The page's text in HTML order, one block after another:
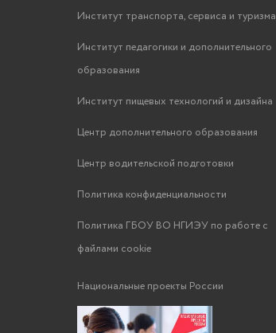
Институт транспорта, сервиса и туризма
Институт педагогики и дополнительного
образования
Институт пищевых технологий и дизайна
Центр дополнительного образования
Центр водительской подготовки
Политика конфиденциальности
Политика ГБОУ ВО НГИЭУ по работе с
файлами cookie
Национальные проекты России